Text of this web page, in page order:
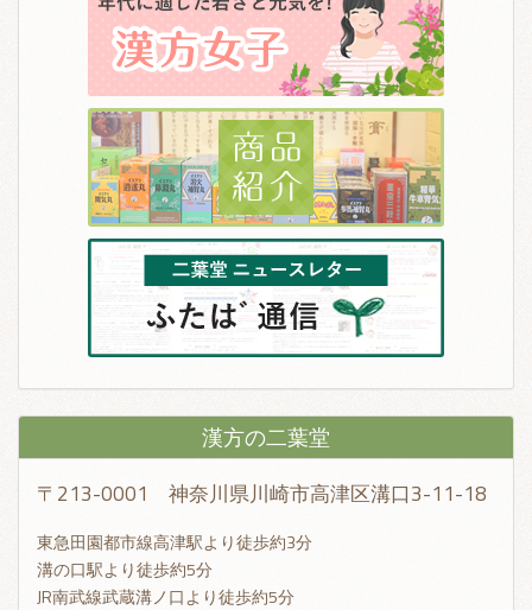
漢方の二葉堂
〒213-0001 神奈川県川崎市高津区溝口3-11-18
東急田園都市線高津駅より徒歩約3分
溝の口駅より徒歩約5分
JR南武線武蔵溝ノ口より徒歩約5分